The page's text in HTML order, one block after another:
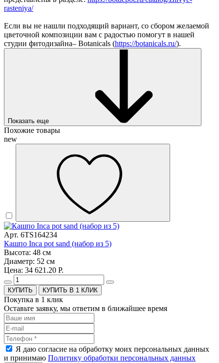
rasteniya/
Если вы не нашли подходящий вариант, со сбором желаемой
цветочной композиции вам с радостью помогут в нашей
студии фитодизайна– Botanicals (https://botanicals.ru/).
Показать еще
Похожие товары
new
Арт. 6TS164234
Кашпо Inca pot sand (набор из 5)
Высота: 48 см
Диаметр: 52 см
Цена: 34 621.20 Р.
КУПИТЬ В 1 КЛИК
Покупка в 1 клик
Оставьте заявку, мы ответим в ближайшее время
Я даю согласие на обработку моих персональных данных
и принимаю Политику обработки персональных данных